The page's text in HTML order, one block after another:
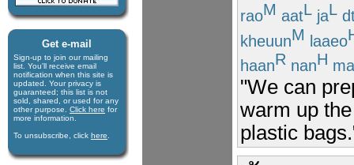
Get e-mail
Sign-up to join our mail­ing
list. You'll receive e­mail
notification when this site is
updated. Your privacy is
guaran­teed; this list is not
sold, shared, or used for any
other purpose. Click here for
more infor­mation.
To unsubscribe, click here
raoM aatL jaL
kheuunM laaeo
haanR nanH
"We can
warm up
plastic